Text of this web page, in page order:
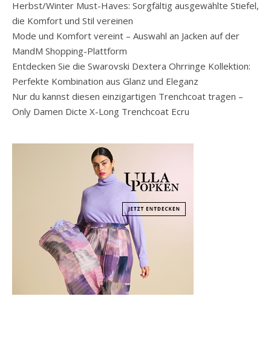
Herbst/Winter Must-Haves: Sorgfältig ausgewählte Stiefel,
die Komfort und Stil vereinen
Mode und Komfort vereint – Auswahl an Jacken auf der
MandM Shopping-Plattform
Entdecken Sie die Swarovski Dextera Ohrringe Kollektion:
Perfekte Kombination aus Glanz und Eleganz
Nur du kannst diesen einzigartigen Trenchcoat tragen –
Only Damen Dicte X-Long Trenchcoat Ecru